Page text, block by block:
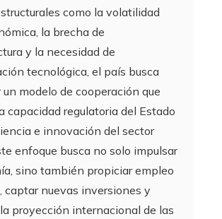
como la volatilidad
la brecha de
y la necesidad de
tecnológica, el país busca
modelo de cooperación que
capacidad regulatoria del Estado
e innovación del sector
enfoque busca no solo impulsar
sino también propiciar empleo
captar nuevas inversiones y
proyección internacional de las